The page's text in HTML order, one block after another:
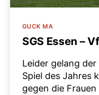
Kategorien
GUCK MA
SGS Essen –
Leider gelang der
Spiel des Jahres
gegen die